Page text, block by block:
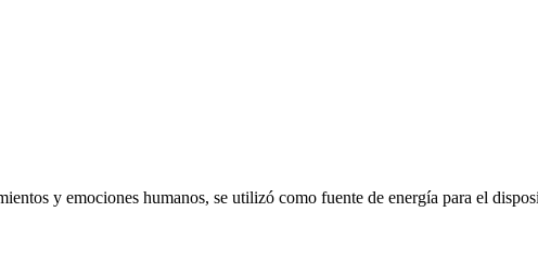
y emociones humanos, se utilizó como fuente de energía para el